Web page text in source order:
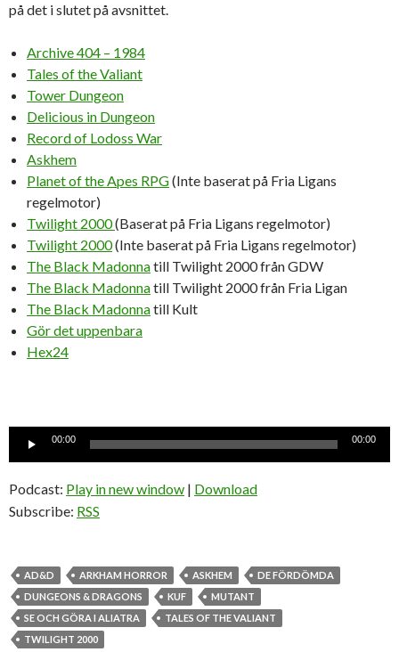
på det i slutet på avsnittet.
Archive 404 – 1984
Tales of the Valiant
Tower Dungeon
Delicious in Dungeon
Record of Lodoss War
Askhem
Planet of the Apes RPG(Inte baserat på Fria Ligans
regelmotor)
Twilight 2000(Baserat på Fria Ligans regelmotor)
Twilight 2000(Inte baserat på Fria Ligans regelmotor)
The Black Madonnatill Twilight 2000 från GDW
The Black Madonnatill Twilight 2000 från Fria Ligan
The Black Madonnatill Kult
Gör det uppenbara
Hex24
Ljudspelare
00:00 00:00
Podcast: Play in new window | Download
Subscribe: RSS
AD&D ARKHAM HORROR ASKHEM
DE FÖRDÖMDA
DUNGEONS & DRAGONS
KUF
MUTANT
SE OCH GÖRA I ALIATRA
TALES OF THE VALIANT
TWILIGHT 2000